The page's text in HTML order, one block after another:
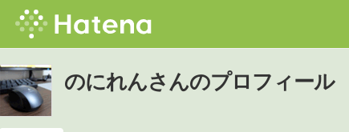
のにれんさんのプロフィール